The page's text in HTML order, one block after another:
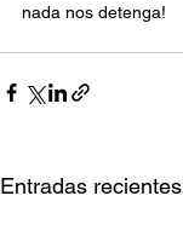
nada nos detenga!
Entradas recientes